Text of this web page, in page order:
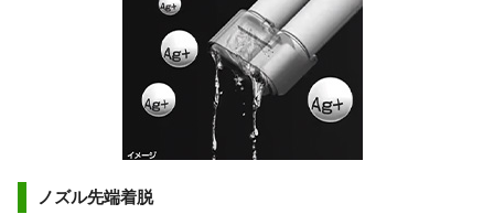
ノズル先端着脱